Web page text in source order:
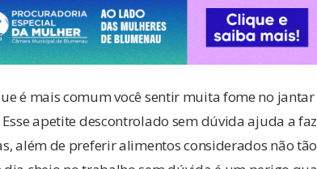
é mais comum você sentir muita fome no
apetite descontrolado sem dúvida ajuda a
além de preferir alimentos considerados não